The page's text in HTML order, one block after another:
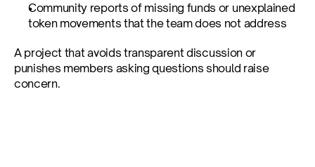
Community reports of missing funds or unexplained
token movements that the team does not address
A project that avoids transparent discussion or
punishes members asking questions should raise
concern.